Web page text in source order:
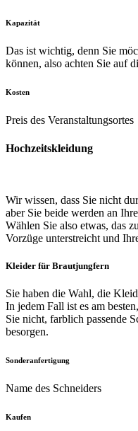
Kapazität
Das ist wichtig, denn Sie
können, also achten Sie auf
Kosten
Preis des Veranstaltungsortes
Hochzeitskleidung
Wir wissen, dass Sie nicht
aber Sie beide werden an
Wählen Sie also etwas, das
Vorzüge unterstreicht und
Kleider für Brautjungfern
Sie haben die Wahl, die
In jedem Fall ist es am
Sie nicht, farblich passende
besorgen.
Sonderanfertigung
Name des Schneiders
Kaufen